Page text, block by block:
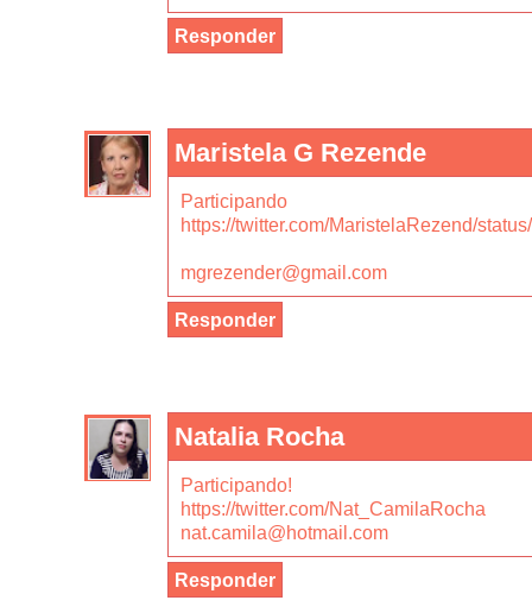
Responder
Maristela G Rezende
Participando
https://twitter.com/MaristelaRezend/
mgrezender@gmail.com
Responder
Natalia Rocha
Participando!
https://twitter.com/Nat_CamilaRocha
nat.camila@hotmail.com
Responder